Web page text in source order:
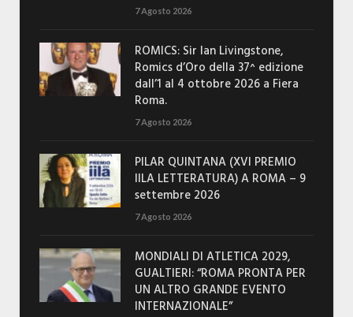
7 Agosto 2026
ROMICS: Sir Ian Livingstone,
Romics d’Oro della 37^ edizione
dall’1 al 4 ottobre 2026 a Fiera
Roma.
7 Agosto 2026
PILAR QUINTANA (XVI PREMIO
IILA LETTERATURA) A ROMA – 9
settembre 2026
7 Agosto 2026
MONDIALI DI ATLETICA 2029,
GUALTIERI: “ROMA PRONTA PER
UN ALTRO GRANDE EVENTO
INTERNAZIONALE”